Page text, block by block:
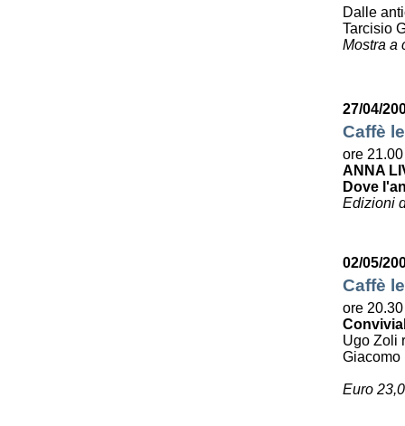
Dalle
Tarcisio
Mostra a
27/04/
Caffè
ore 21.00
ANNA
Dove
Edizioni
02/05/
Caffè
ore 20.30
Ugo Zoli
Giacomo
Euro